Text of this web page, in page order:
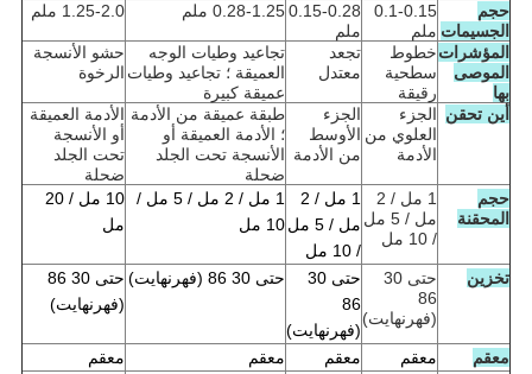
حجم
الجسيمات
0.1-0.15
ملم
0.15-0.28
ملم
0.28-1.25 ملم 1.25-2.0 ملم
المؤشرات
الموصى
بها
خطوط
سطحية
رقيقة
تجعد
معتدل
تجاعيد وطيات الوجه
العميقة ؛ تجاعيد وطيات
عميقة كبيرة
حشو الأنسجة
الرخوة
أين تحقن الجزء
العلوي من
الأدمة
الجزء
الأوسط
من الأدمة
طبقة عميقة من الأدمة
؛ الأدمة العميقة أو
الأنسجة تحت الجلد
ضحلة
الأدمة العميقة
أو الأنسجة
تحت الجلد
ضحلة
حجم
المحقنة
1 مل / 2
مل / 5 مل
/ 10 مل
1 مل / 2
مل / 5 مل
/ 10 مل
1 مل / 2 مل / 5 مل /
10 مل
10 مل / 20
مل
تخزين
حتى 30
86
(فهرنهايت)
حتى 30
86
(فهرنهايت)
حتى 30 86 (فهرنهايت)
حتى 30 86
(فهرنهايت)
معقم معقم معقم معقم
معقم